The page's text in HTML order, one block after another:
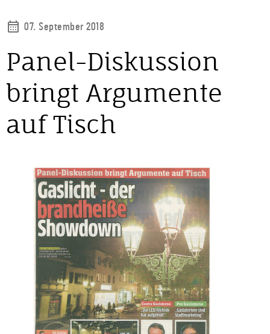
07. September 2018
Panel-Diskussion
bringt Argumente
auf Tisch